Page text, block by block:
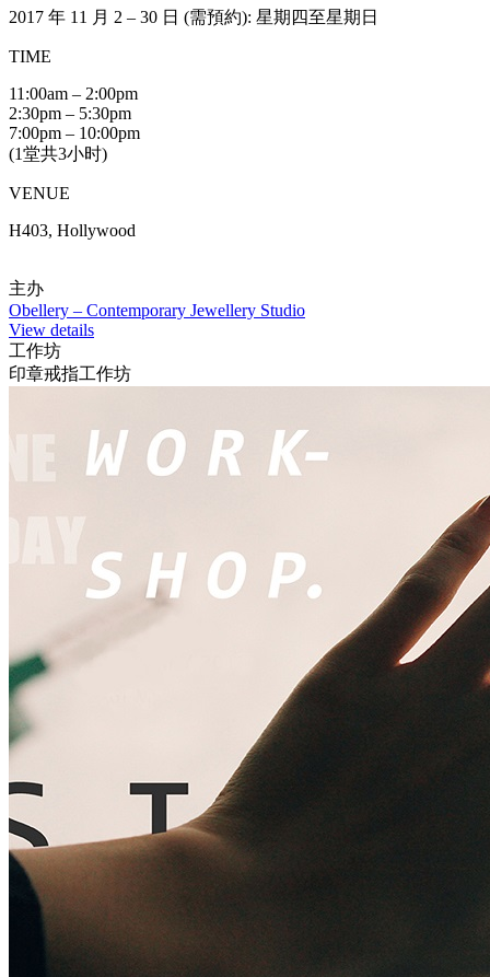
2017 年 11 月 2 – 30 日 (需預約): 星期四至星期日
TIME
11:00am – 2:00pm
2:30pm – 5:30pm
7:00pm – 10:00pm
(1堂共3小时)
VENUE
H403, Hollywood
主办
Obellery – Contemporary Jewellery Studio
View details
工作坊
印章戒指工作坊